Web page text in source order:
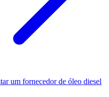
um fornecedor de óleo diesel